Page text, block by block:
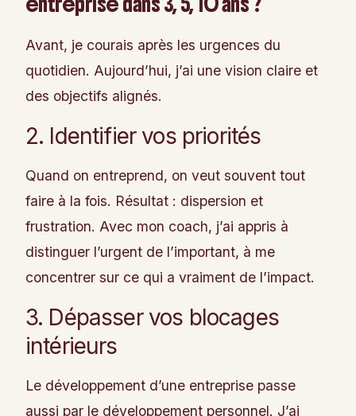
Avant, je courais après les urgences du
quotidien. Aujourd’hui, j’ai une vision claire et
des objectifs alignés.
2. Identifier vos priorités
Quand on entreprend, on veut souvent tout
faire à la fois. Résultat : dispersion et
frustration. Avec mon coach, j’ai appris à
distinguer l’urgent de l’important, à me
concentrer sur ce qui a vraiment de l’impact.
3. Dépasser vos blocages
intérieurs
Le développement d’une entreprise passe
aussi par le développement personnel. J’ai